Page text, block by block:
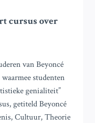
cursus over
van Beyoncé
studenten
genialiteit”
getiteld Beyoncé
Cultuur, Theorie